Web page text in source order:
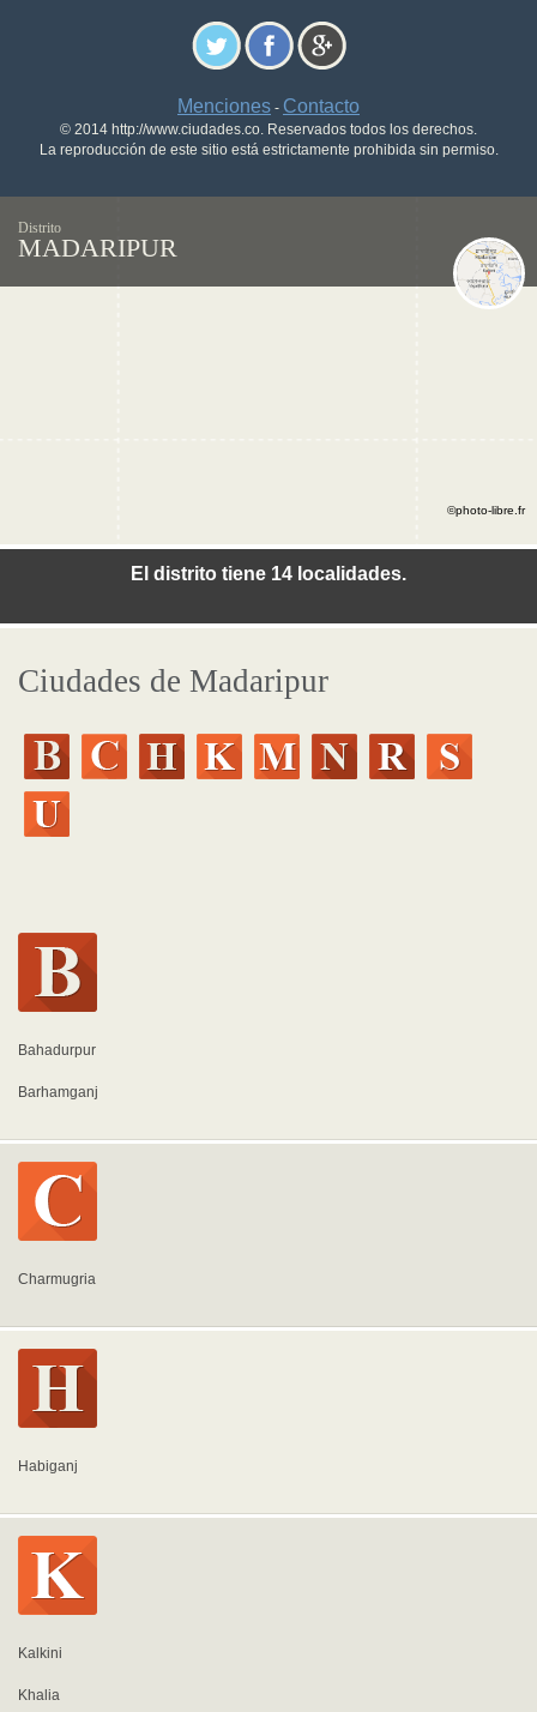
Menciones - Contacto
© 2014 http://www.ciudades.co. Reservados todos los derechos.
La reproducción de este sitio está estrictamente prohibida sin permiso.
Distrito
MADARIPUR
El distrito tiene 14 localidades.
©photo-libre.fr
Ciudades de Madaripur
Bahadurpur
Barhamganj
Charmugria
Habiganj
Kalkini
Khalia